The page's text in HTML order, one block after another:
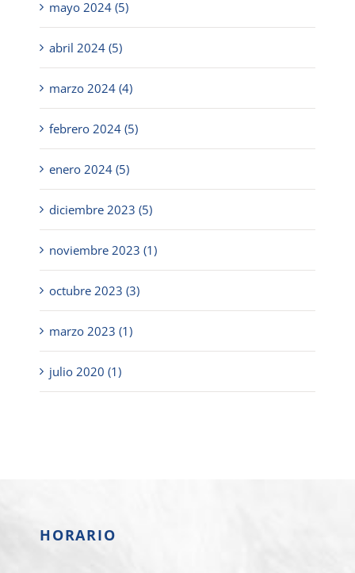
mayo 2024 (5)
abril 2024 (5)
marzo 2024 (4)
febrero 2024 (5)
enero 2024 (5)
diciembre 2023 (5)
noviembre 2023 (1)
octubre 2023 (3)
marzo 2023 (1)
julio 2020 (1)
HORARIO